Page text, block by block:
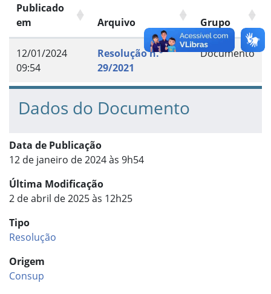
Publicado
em
Arquivo Grupo
12/01/2024
09:54
Resolução n.º
29/2021
Documento
Dados do Documento
Data de Publicação
12 de janeiro de 2024 às 9h54
Última Modificação
2 de abril de 2025 às 12h25
Tipo
Resolução
Origem
Consup